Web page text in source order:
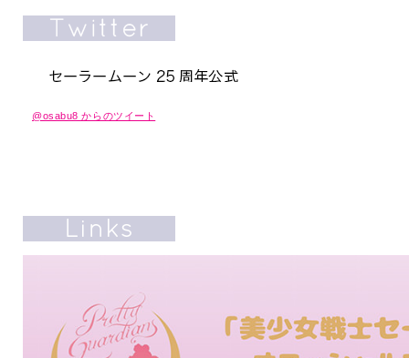
@osabu8 からのツイート